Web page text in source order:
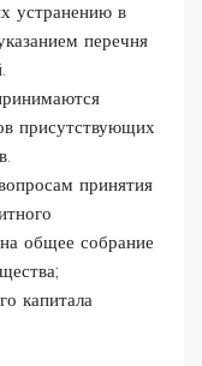
устранению в
перечня
присутствующих
принятия
общее собрание
капитала